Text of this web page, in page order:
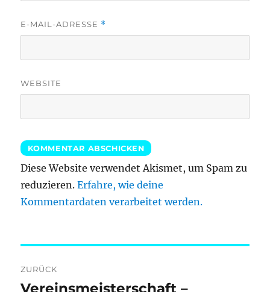
E-MAIL-ADRESSE *
WEBSITE
Diese Website verwendet Akismet, um Spam zu
reduzieren.Erfahre, wie deine
Kommentardaten verarbeitet werden.
ZURÜCK
Vorheriger
Vereinsmeisterschaft –